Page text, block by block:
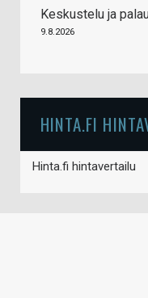
Keskustelu ja
9.8.2026
HINTA.FI
Hinta.fi hintavertailu